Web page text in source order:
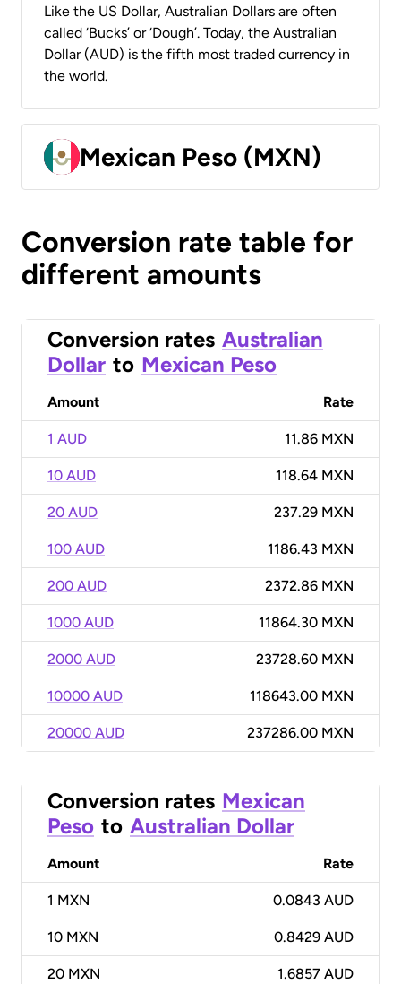
Like the US Dollar, Australian Dollars are often
called ‘Bucks’ or ‘Dough’. Today, the Australian
Dollar (AUD) is the fifth most traded currency in
the world.
Mexican Peso (MXN)
Conversion rate table for
different amounts
Conversion rates Australian
Dollar to Mexican Peso
Amount Rate
1 AUD 11.86 MXN
10 AUD 118.64 MXN
20 AUD 237.29 MXN
100 AUD 1186.43 MXN
200 AUD 2372.86 MXN
1000 AUD 11864.30 MXN
2000 AUD 23728.60 MXN
10000 AUD 118643.00 MXN
20000 AUD 237286.00 MXN
Conversion rates Mexican
Peso to Australian Dollar
Amount Rate
1 MXN 0.0843 AUD
10 MXN 0.8429 AUD
20 MXN 1.6857 AUD